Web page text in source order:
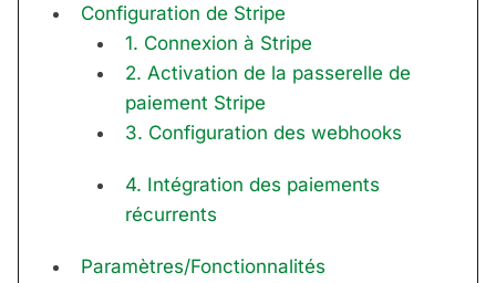
Configuration de Stripe
1. Connexion à Stripe
2. Activation de la passerelle de
paiement Stripe
3. Configuration des webhooks
4. Intégration des paiements
récurrents
Paramètres/Fonctionnalités